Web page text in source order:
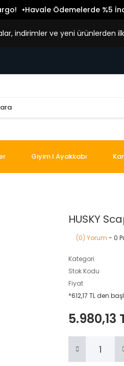
Havale Ödemelerde %5
indirimler ve yeni ürünlerden
Giyim I Ayakkabı
HUSKY
(0) Yorum - 0
Kategori
Stok Kodu
Fiyat
*612,17 TL den
5.980,13